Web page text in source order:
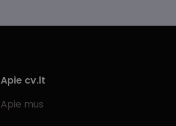
Apie cv.lt
Apie mus